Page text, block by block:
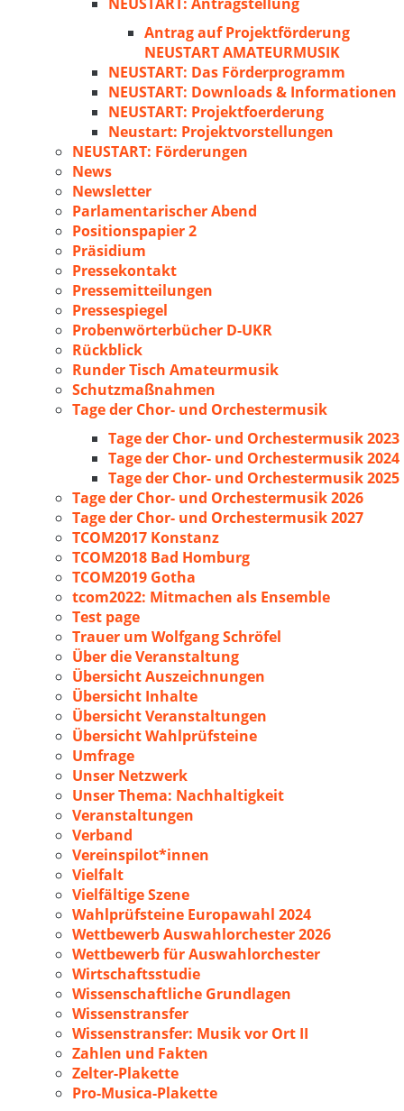
Antrag auf Projektförderung
NEUSTART AMATEURMUSIK
NEUSTART: Das Förderprogramm
NEUSTART: Downloads & Informationen
NEUSTART: Projektfoerderung
Neustart: Projektvorstellungen
NEUSTART: Förderungen
News
Newsletter
Parlamentarischer Abend
Positionspapier 2
Präsidium
Pressekontakt
Pressemitteilungen
Pressespiegel
Probenwörterbücher D-UKR
Rückblick
Runder Tisch Amateurmusik
Schutzmaßnahmen
Tage der Chor- und Orchestermusik
Tage der Chor- und Orchestermusik 2023
Tage der Chor- und Orchestermusik 2024
Tage der Chor- und Orchestermusik 2025
Tage der Chor- und Orchestermusik 2026
Tage der Chor- und Orchestermusik 2027
TCOM2017 Konstanz
TCOM2018 Bad Homburg
TCOM2019 Gotha
tcom2022: Mitmachen als Ensemble
Test page
Trauer um Wolfgang Schröfel
Über die Veranstaltung
Übersicht Auszeichnungen
Übersicht Inhalte
Übersicht Veranstaltungen
Übersicht Wahlprüfsteine
Umfrage
Unser Netzwerk
Unser Thema: Nachhaltigkeit
Veranstaltungen
Verband
Vereinspilot*innen
Vielfalt
Vielfältige Szene
Wahlprüfsteine Europawahl 2024
Wettbewerb Auswahlorchester 2026
Wettbewerb für Auswahlorchester
Wirtschaftsstudie
Wissenschaftliche Grundlagen
Wissenstransfer
Wissenstransfer: Musik vor Ort II
Zahlen und Fakten
Zelter-Plakette
Pro-Musica-Plakette